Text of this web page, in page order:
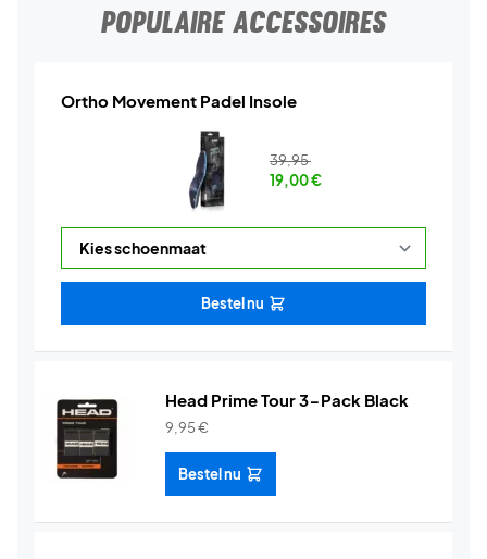
POPULAIRE ACCESSOIRES
Ortho Movement Padel Insole
39,95
19,00€
Bestel nu
Head Prime Tour 3-Pack Black
9,95€
Bestel nu